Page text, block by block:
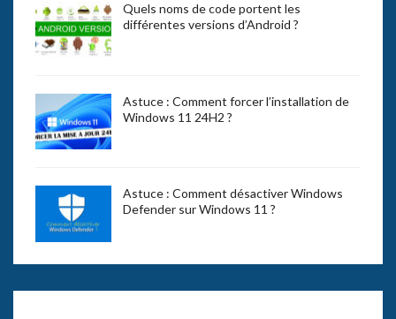
Quels noms de code portent les
différentes versions d’Android ?
Astuce : Comment forcer l’installation de
Windows 11 24H2 ?
Astuce : Comment désactiver Windows
Defender sur Windows 11 ?